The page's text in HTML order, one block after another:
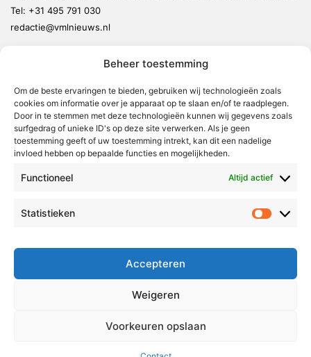
Beheer toestemming
Om de beste ervaringen te bieden, gebruiken wij technologieën zoals
cookies om informatie over je apparaat op te slaan en/of te raadplegen.
Door in te stemmen met deze technologieën kunnen wij gegevens zoals
surfgedrag of unieke ID's op deze site verwerken. Als je geen
toestemming geeft of uw toestemming intrekt, kan dit een nadelige
invloed hebben op bepaalde functies en mogelijkheden.
Functioneel Altijd actief
Statistieken
Accepteren
Weigeren
Voorkeuren opslaan
Tel: +31 495 791 030
redactie@vmlnieuws.nl
Leudal
Maasgouw
Echt-Susteren
Radio & TV